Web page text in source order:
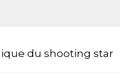
du shooting star